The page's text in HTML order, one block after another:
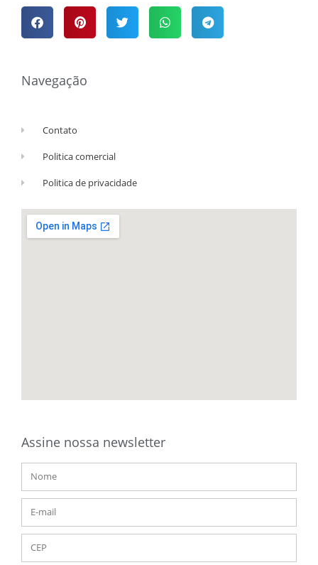
Navegação
Contato
Politica comercial
Politica de privacidade
Assine nossa newsletter